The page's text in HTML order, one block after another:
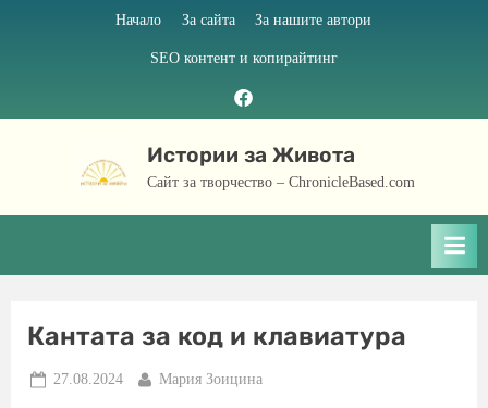
Начало За сайта За нашите автори
SEO контент и копирайтинг
Facebook
page
Истории за Живота
Сайт за творчество – ChronicleBased.com
Кантата за код и клавиатура
Posted
27.08.2024 By
Мария Зоицина